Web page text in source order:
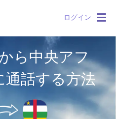
ログイン
ら中央アフ
通話する方法